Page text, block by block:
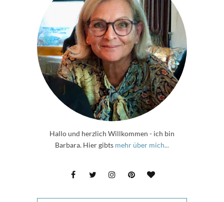
Hallo und herzlich Willkommen - ich bin
Barbara. Hier gibts mehr über mich...